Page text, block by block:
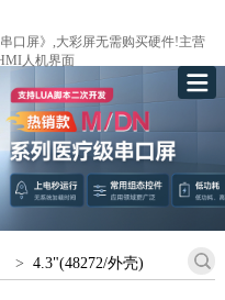
> 4.3"(48272/外壳)